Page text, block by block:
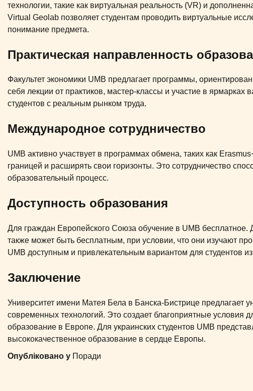
технологии, такие как виртуальная реальность (VR) и
Virtual Geolab позволяет студентам проводить виртуальные
понимание предмета.
Практическая направленность
Факультет экономики UMB предлагает программы,
себя лекции от практиков, мастер-классы и участие в ярмарках
студентов с реальным рынком труда.
Международное сотрудничество
UMB активно участвует в программах обмена, таких как
границей и расширять свои горизонты. Это сотрудничество
образовательный процесс.
Доступность образования
Для граждан Европейского Союза обучение в UMB бесплатное.
также может быть бесплатным, при условии, что они изучают
UMB доступным и привлекательным вариантом для студентов
Заключение
Университет имени Матея Бела в Банска-Бистрице предлагает
современных технологий. Это создает благоприятные условия
образование в Европе. Для украинских студентов UMB
высококачественное образование в сердце Европы.
Опубліковано у Поради